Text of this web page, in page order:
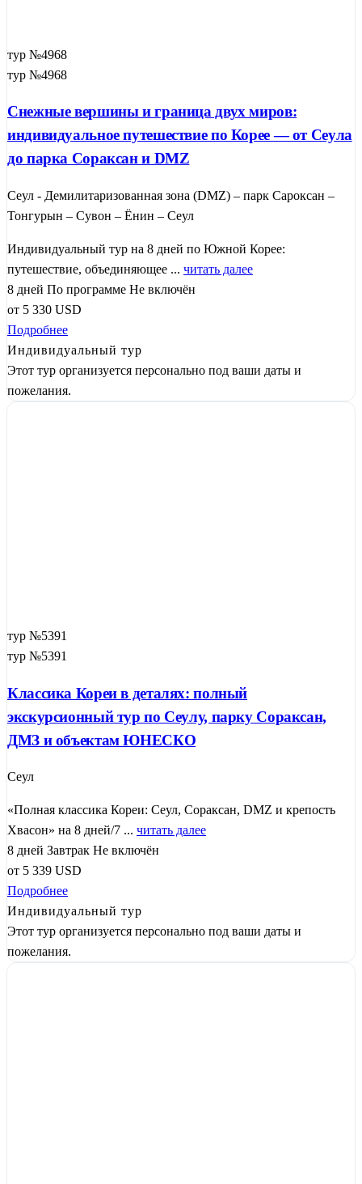
тур №4968
тур №4968
Снежные вершины и граница двух миров:
индивидуальное путешествие по Корее — от Сеула
до парка Сораксан и DMZ
Сеул - Демилитаризованная зона (DMZ) – парк Сароксан –
Тонгурын – Сувон – Ёнин – Сеул
Индивидуальный тур на 8 дней по Южной Корее:
путешествие, объединяющее ... читать далее
8 дней По программе Не включён
от 5 330 USD
Подробнее
Индивидуальный тур
Этот тур организуется персонально под ваши даты и
пожелания.
тур №5391
тур №5391
Классика Кореи в деталях: полный
экскурсионный тур по Сеулу, парку Сораксан,
ДМЗ и объектам ЮНЕСКО
Сеул
«Полная классика Кореи: Сеул, Сораксан, DMZ и крепость
Хвасон» на 8 дней/7 ... читать далее
8 дней Завтрак Не включён
от 5 339 USD
Подробнее
Индивидуальный тур
Этот тур организуется персонально под ваши даты и
пожелания.